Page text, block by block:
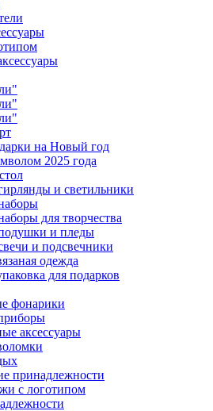
на Новый год
2025 года
и светильники
для творчества
и пледы
и подсвечники
одежда
для подарков
фонарики
аксессуары
принадлежности
с логотипом